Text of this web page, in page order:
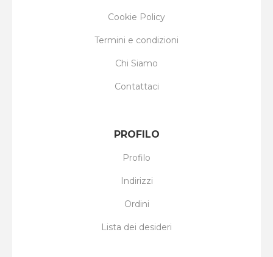
Cookie Policy
Termini e condizioni
Chi Siamo
Contattaci
PROFILO
Profilo
Indirizzi
Ordini
Lista dei desideri